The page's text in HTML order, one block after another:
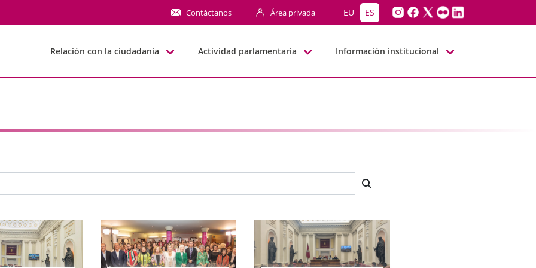
Contáctanos Área privada EU ES
Relación con la ciudadanía Actividad parlamentaria Información institucional
búsqueda